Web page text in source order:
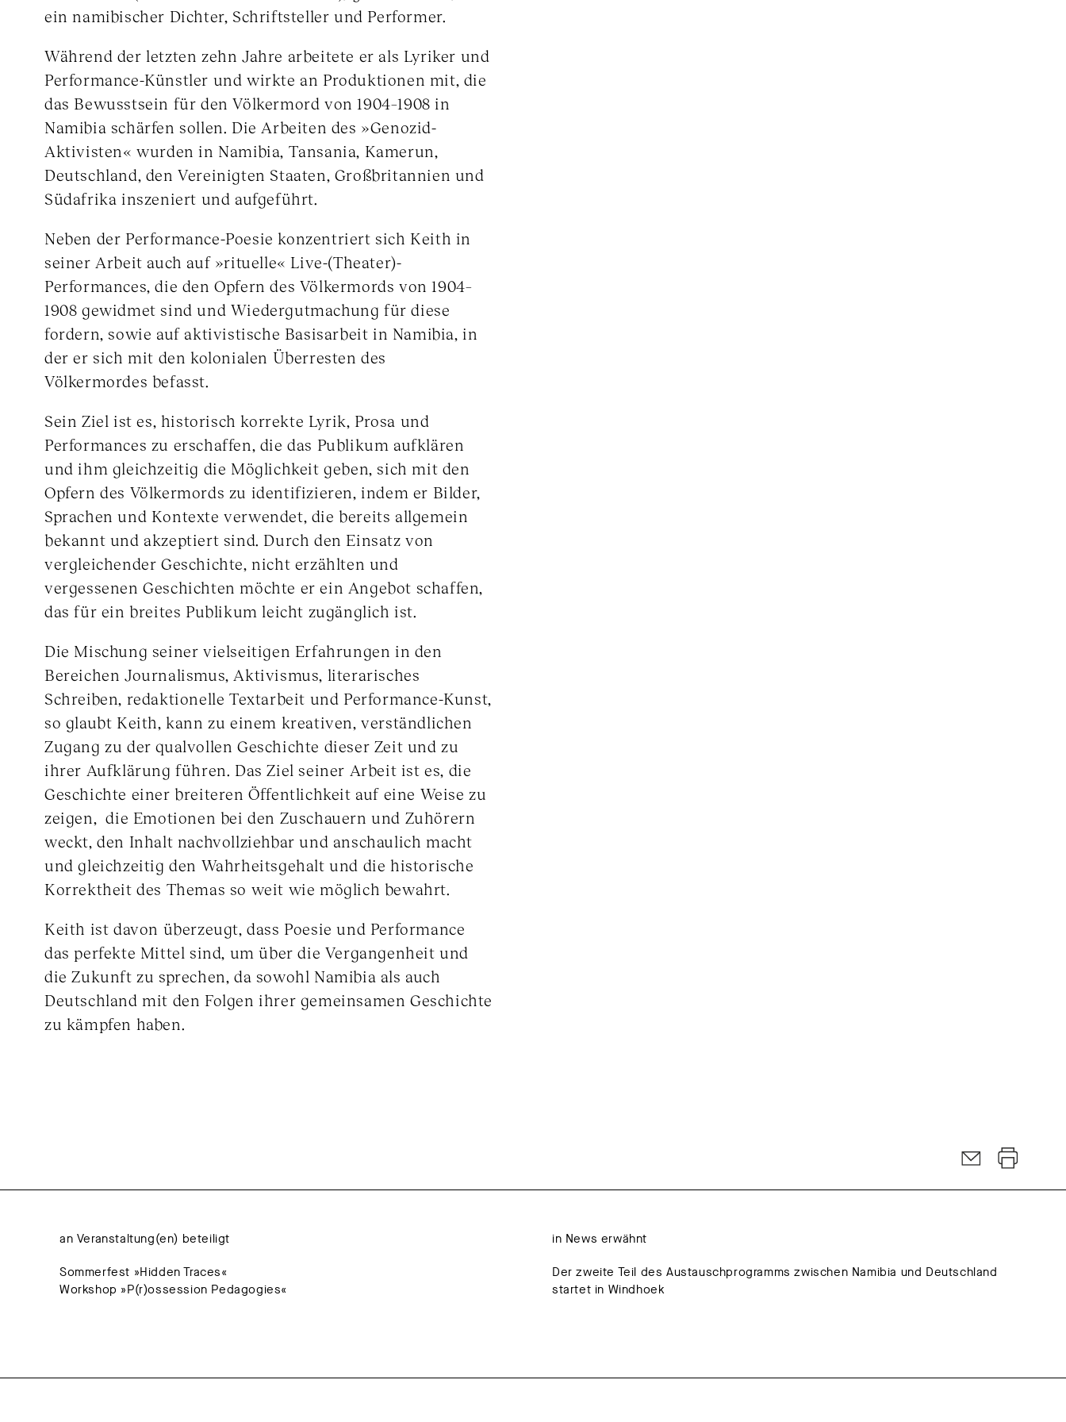
ein namibischer Dichter, Schriftsteller und Performer.
Während der letzten zehn Jahre arbeitete er als Lyriker und
Performance-Künstler und wirkte an Produktionen mit, die
das Bewusstsein für den Völkermord von 1904–1908 in
Namibia schärfen sollen. Die Arbeiten des »Genozid-
Aktivisten« wurden in Namibia, Tansania, Kamerun,
Deutschland, den Vereinigten Staaten, Großbritannien und
Südafrika inszeniert und aufgeführt.
Neben der Performance-Poesie konzentriert sich Keith in
seiner Arbeit auch auf »rituelle« Live-(Theater)-
Performances, die den Opfern des Völkermords von 1904–
1908 gewidmet sind und Wiedergutmachung für diese
fordern, sowie auf aktivistische Basisarbeit in Namibia, in
der er sich mit den kolonialen Überresten des
Völkermordes befasst.
Sein Ziel ist es, historisch korrekte Lyrik, Prosa und
Performances zu erschaffen, die das Publikum aufklären
und ihm gleichzeitig die Möglichkeit geben, sich mit den
Opfern des Völkermords zu identifizieren, indem er Bilder,
Sprachen und Kontexte verwendet, die bereits allgemein
bekannt und akzeptiert sind. Durch den Einsatz von
vergleichender Geschichte, nicht erzählten und
vergessenen Geschichten möchte er ein Angebot schaffen,
das für ein breites Publikum leicht zugänglich ist.
Die Mischung seiner vielseitigen Erfahrungen in den
Bereichen Journalismus, Aktivismus, literarisches
Schreiben, redaktionelle Textarbeit und Performance-Kunst,
so glaubt Keith, kann zu einem kreativen, verständlichen
Zugang zu der qualvollen Geschichte dieser Zeit und zu
ihrer Aufklärung führen. Das Ziel seiner Arbeit ist es, die
Geschichte einer breiteren Öffentlichkeit auf eine Weise zu
zeigen, die Emotionen bei den Zuschauern und Zuhörern
weckt, den Inhalt nachvollziehbar und anschaulich macht
und gleichzeitig den Wahrheitsgehalt und die historische
Korrektheit des Themas so weit wie möglich bewahrt.
Keith ist davon überzeugt, dass Poesie und Performance
das perfekte Mittel sind, um über die Vergangenheit und
die Zukunft zu sprechen, da sowohl Namibia als auch
Deutschland mit den Folgen ihrer gemeinsamen Geschichte
zu kämpfen haben.
an Veranstaltung(en) beteiligt
Sommerfest »Hidden Traces«
Workshop »P(r)ossession Pedagogies«
in News erwähnt
Der zweite Teil des Austauschprogramms zwischen Namibia und Deutschland
startet in Windhoek